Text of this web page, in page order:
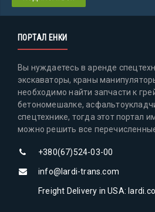
ПОРТАЛ ЕНКИ
Вы нуждаетесь в аренде
экскаваторы, краны
необходимо найти запчасти к
бетономешалке,
спецтехнике, тогда этот портал
можно решить все
+380(67)524-03-00
info@lardi-trans.com
Freight Delivery in USA: